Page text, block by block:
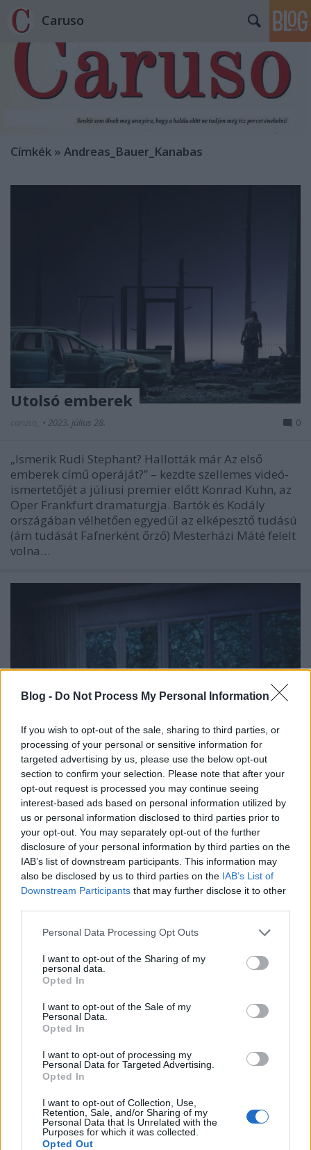
Blog - Do Not Process My Personal Information
If you wish to opt-out of the sale, sharing to third parties, or
processing of your personal or sensitive information for
targeted advertising by us, please use the below opt-out
section to confirm your selection. Please note that after your
opt-out request is processed you may continue seeing
interest-based ads based on personal information utilized by
us or personal information disclosed to third parties prior to
your opt-out. You may separately opt-out of the further
disclosure of your personal information by third parties on the
IAB’s list of downstream participants. This information may
also be disclosed by us to third parties on the IAB’s List of
Downstream Participants that may further disclose it to other
Please note that this website/app uses one or more Google
not limited to your visit or usage behaviour. You may click to
grant or deny consent to Google and its third-party tags to
use your data for below specified purposes in below Google
consent section.
Personal Data Processing Opt Outs
I want to opt-out of the Sharing of my
personal data.
Opted In
I want to opt-out of the Sale of my
Personal Data.
Opted In
I want to opt-out of processing my
Personal Data for Targeted Advertising.
Opted In
I want to opt-out of Collection, Use,
Retention, Sale, and/or Sharing of my
Personal Data that Is Unrelated with the
Purposes for which it was collected.
Opted Out
Caruso
Címkék » Andreas_Bauer_Kanabas
Utolsó emberek
caruso_ • 2023. július 28. 0
„Ismerik Rudi Stephant? Hallották már Az első
emberek című operáját?” – kezdte szellemes videó-
ismertetőjét a júliusi premier előtt Konrad Kuhn, az
Oper Frankfurt dramaturgja. Bartók és Kodály
országában vélhetően egyedül az elképesztő tudású
(ám tudását Fafnerként őrző) Mesterházi Máté felelt
volna…
Erdő szélén házikó
caruso_•2022. május 24.
A közép-európai operakultúra felől nézve
elképesztően régen, 1678-ban nyílt meg Hamburg
első operaháza a Gänsemarkt, azaz a Libapiac téren.
Történetében olyan művészek jelentették a